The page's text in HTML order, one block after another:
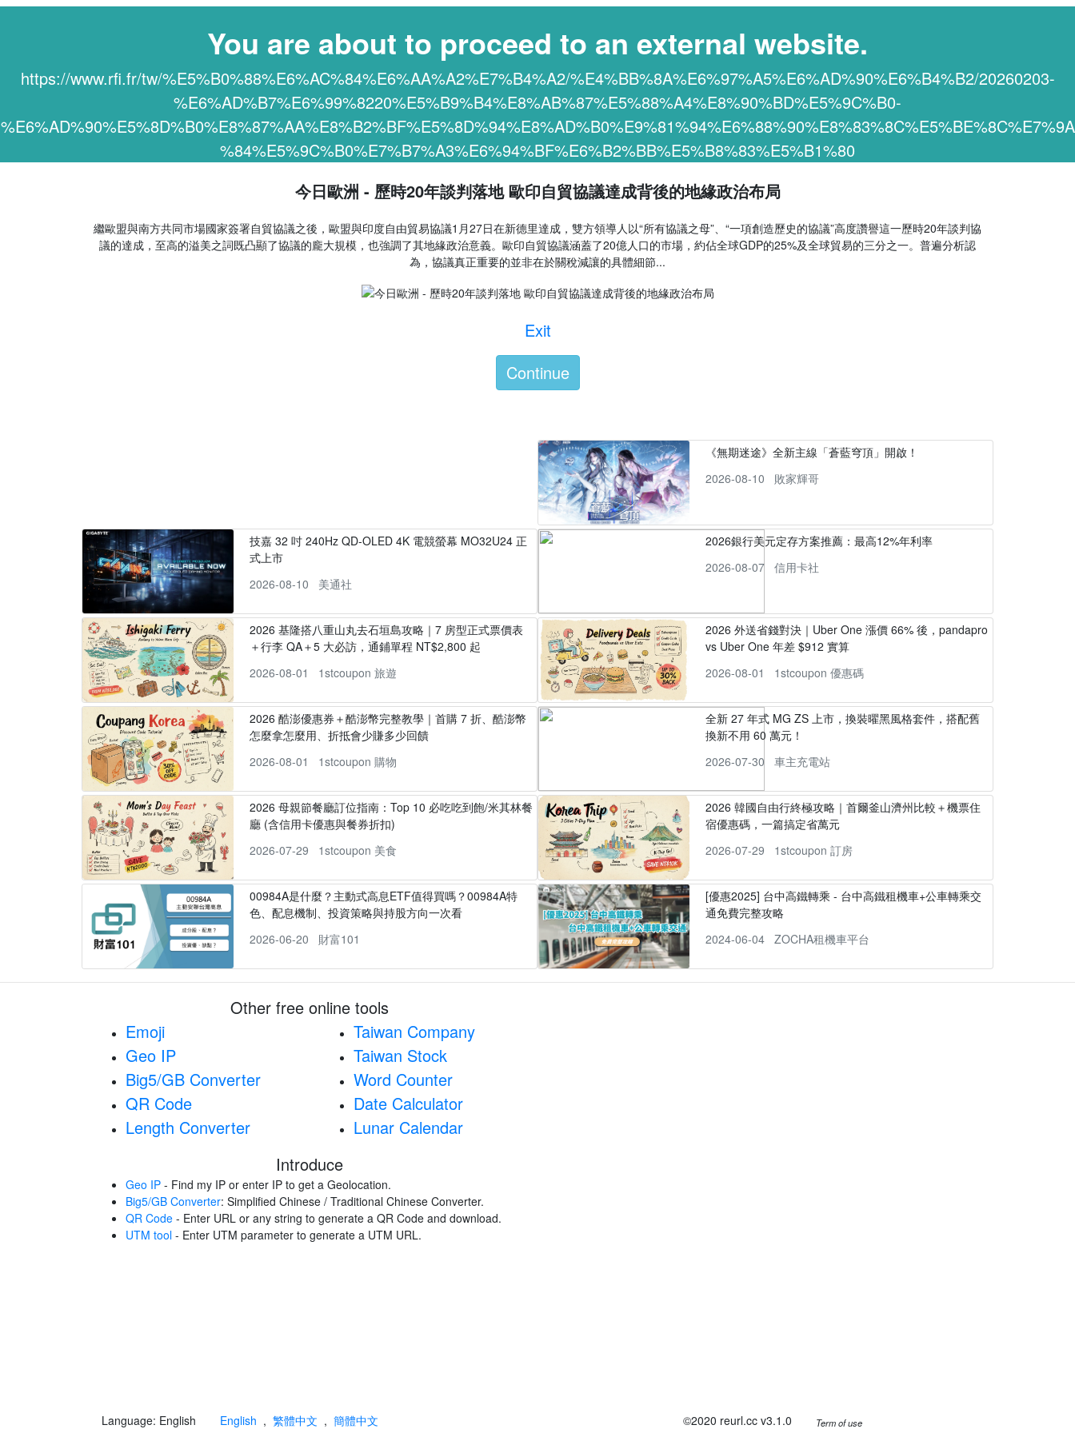
You are about to proceed to an external website.
https://www.rfi.fr/tw/%E5%B0%88%E6%AC%84%E6%AA%A2%E7%B4%A2/%E4%BB%8A%E6%97%A5%E6%AD%90%E6%B4%B2/20260203-
%E6%AD%B7%E6%99%8220%E5%B9%B4%E8%AB%87%E5%88%A4%E8%90%BD%E5%9C%B0-
%E6%AD%90%E5%8D%B0%E8%87%AA%E8%B2%BF%E5%8D%94%E8%AD%B0%E9%81%94%E6%88%90%E8%83%8C%E5%BE%8C%E7%9A
%84%E5%9C%B0%E7%B7%A3%E6%94%BF%E6%B2%BB%E5%B8%83%E5%B1%80
今日歐洲 - 歷時20年談判落地 歐印自貿協議達成背後的地緣政治布局
繼歐盟與南方共同市場國家簽署自貿協議之後，歐盟與印度自由貿易協議1月27日在新德里達成，雙方領導人以“所有協議之母”、“一項創造歷史的協議”高度讚譽這一歷時20年談判協
議的達成，至高的溢美之詞既凸顯了協議的龐大規模，也強調了其地緣政治意義。歐印自貿協議涵蓋了20億人口的市場，約佔全球GDP的25%及全球貿易的三分之一。普遍分析認
為，協議真正重要的並非在於關稅減讓的具體細節...
Exit
Continue
《無期迷途》全新主線「蒼藍穹頂」開啟！
2026-08-10
敗家輝哥
技嘉 32 吋 240Hz QD-OLED 4K 電競螢幕 MO32U24 正
式上市
2026-08-10
美通社
2026銀行美元定存方案推薦：最高12%年利率
2026-08-07
信用卡社
2026 基隆搭八重山丸去石垣島攻略｜7 房型正式票價表
＋行李 QA＋5 大必訪，通鋪單程 NT$2,800 起
2026-08-01
1stcoupon 旅遊
2026 外送省錢對決｜Uber One 漲價 66% 後，pandapro
vs Uber One 年差 $912 實算
2026-08-01
1stcoupon 優惠碼
2026 酷澎優惠券＋酷澎幣完整教學｜首購 7 折、酷澎幣
怎麼拿怎麼用、折抵會少賺多少回饋
2026-08-01
1stcoupon 購物
全新 27 年式 MG ZS 上市，換裝曜黑風格套件，搭配舊
換新不用 60 萬元！
2026-07-30
車主充電站
2026 母親節餐廳訂位指南：Top 10 必吃吃到飽/米其林餐
廳 (含信用卡優惠與餐券折扣)
2026-07-29
1stcoupon 美食
2026 韓國自由行終極攻略｜首爾釜山濟州比較＋機票住
宿優惠碼，一篇搞定省萬元
2026-07-29
1stcoupon 訂房
00984A是什麼？主動式高息ETF值得買嗎？00984A特
色、配息機制、投資策略與持股方向一次看
2026-06-20
財富101
[優惠2025] 台中高鐵轉乘 - 台中高鐵租機車+公車轉乘交
通免費完整攻略
2024-06-04
ZOCHA租機車平台
Other free online tools
Emoji
Geo IP
Big5/GB Converter
QR Code
Length Converter
Taiwan Company
Taiwan Stock
Word Counter
Date Calculator
Lunar Calendar
Introduce
Geo IP - Find my IP or enter IP to get a Geolocation.
Big5/GB Converter: Simplified Chinese / Traditional Chinese Converter.
QR Code - Enter URL or any string to generate a QR Code and download.
UTM tool - Enter UTM parameter to generate a UTM URL.
Language: English English , 繁體中文 , 簡體中文 ©2020 reurl.cc v3.1.0 Term of use